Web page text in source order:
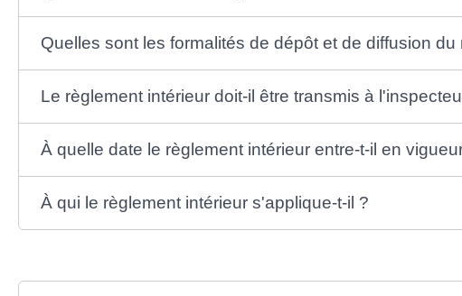
Quelles sont les formalités de dépôt et de diffusion du
Le règlement intérieur doit-il être transmis à
À quelle date le règlement intérieur entre-t-il en
À qui le règlement intérieur s'applique-t-il ?